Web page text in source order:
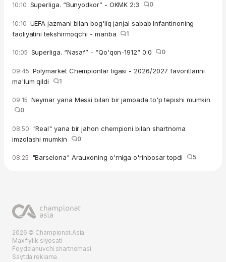
10:10 Superliga. “Bunyodkor” - OKMK 2:3 0
10:10 UEFA jazmani bilan bog'liq janjal sabab Infantinoning
faoliyatini tekshirmoqchi - manba
1
10:05 Superliga. “Nasaf” - “Qo'qon-1912“ 0:0 0
09:45 Polymarket Chempionlar ligasi - 2026/2027 favoritlarini
ma'lum qildi
1
09:15 Neymar yana Messi bilan bir jamoada to'p tepishi mumkin
0
08:50 "Real" yana bir jahon chempioni bilan shartnoma
imzolashi mumkin
0
08:25 "Barselona" Arauxoning o'rniga o'rinbosar topdi 5
2026 © Championat.Asia
Maxfiylik siyosati
Foydalanuvchi shartnomasi
Saytda reklama